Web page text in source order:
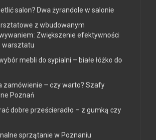
salon? Dwa żyrandole w salonie
z wbudowanym
Zwiększenie efektywności
warsztatu
mebli do sypialni – białe łóżko do
zamówienie – czy warto? Szafy
Poznań
dobre prześcieradło – z gumką czy
sprzątanie w Poznaniu